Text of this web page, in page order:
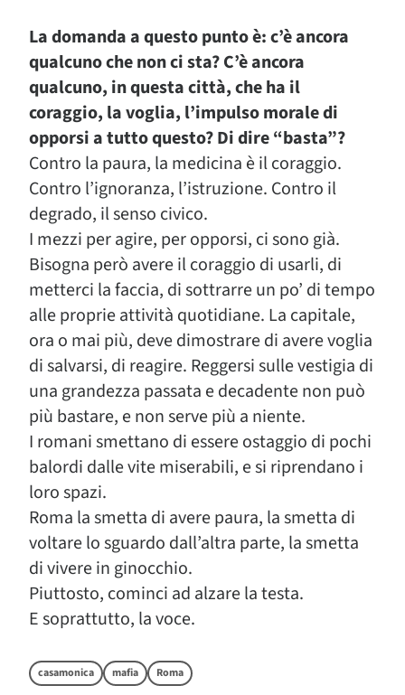
La domanda a questo punto è: c’è ancora
qualcuno che non ci sta? C’è ancora
qualcuno, in questa città, che ha il
coraggio, la voglia, l’impulso morale di
opporsi a tutto questo? Di dire “basta”?
Contro la paura, la medicina è il coraggio.
Contro l’ignoranza, l’istruzione. Contro il
degrado, il senso civico.
I mezzi per agire, per opporsi, ci sono già.
Bisogna però avere il coraggio di usarli, di
metterci la faccia, di sottrarre un po’ di tempo
alle proprie attività quotidiane. La capitale,
ora o mai più, deve dimostrare di avere voglia
di salvarsi, di reagire. Reggersi sulle vestigia di
una grandezza passata e decadente non può
più bastare, e non serve più a niente.
I romani smettano di essere ostaggio di pochi
balordi dalle vite miserabili, e si riprendano i
loro spazi.
Roma la smetta di avere paura, la smetta di
voltare lo sguardo dall’altra parte, la smetta
di vivere in ginocchio.
Piuttosto, cominci ad alzare la testa.
E soprattutto, la voce.
casamonica mafia Roma